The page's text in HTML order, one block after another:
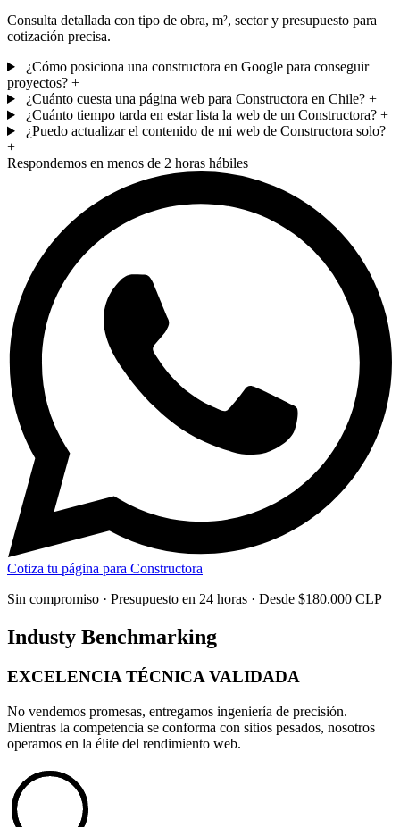
Consulta detallada con tipo de obra, m², sector y presupuesto para
cotización precisa.
¿Cómo posiciona una constructora en Google para conseguir
proyectos? +
¿Cuánto cuesta una página web para Constructora en Chile? +
¿Cuánto tiempo tarda en estar lista la web de un Constructora? +
¿Puedo actualizar el contenido de mi web de Constructora solo?
+
Respondemos en menos de 2 horas hábiles
Cotiza tu página para Constructora
Sin compromiso · Presupuesto en 24 horas · Desde $180.000 CLP
Industy Benchmarking
EXCELENCIA TÉCNICA VALIDADA
No vendemos promesas, entregamos ingeniería de precisión.
Mientras la competencia se conforma con sitios pesados, nosotros
operamos en la élite del rendimiento web.